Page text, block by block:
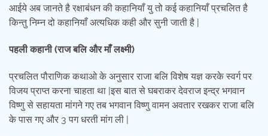
आईये अब जानते है रक्षाबंधन की कहानियाँ यु तो कई कहानियाँ प्रचलित है
किन्तु निम्न दो कहानियाँ अत्यधिक कही और सुनी जाती है |
पहली कहानी(राज बलि और माँ लक्ष्मी)
प्रचलित पौराणिक कथाओ के अनुसार राजा बलि विशेष यज्ञ करके स्वर्ग पर
विजय प्राप्त करना चाहता था |इस बात से घबराकर देवराज इन्द्र भगवान
विष्णु से सहायता मांगने गए तब भगवान विष्णु वामन अवतार रखकर राजा बलि
के पास गए और 3 पग धरती मांग ली |